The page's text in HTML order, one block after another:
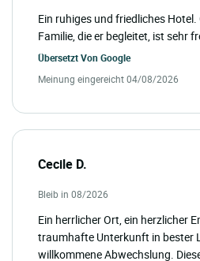
Ein ruhiges und friedliches Hotel.
Familie, die er begleitet, ist sehr
Übersetzt Von Google
Meinung eingereicht 04/08/2026
Cecile D.
Bleib in 08/2026
Ein herrlicher Ort, ein herzlicher
traumhafte Unterkunft in bester
willkommene Abwechslung.